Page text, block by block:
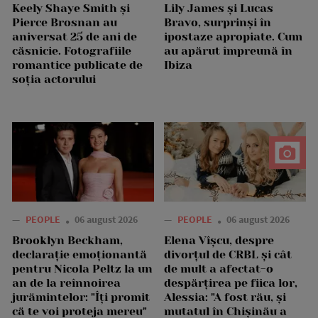
Keely Shaye Smith și
Pierce Brosnan au
aniversat 25 de ani de
căsnicie. Fotografiile
romantice publicate de
soția actorului
Lily James și Lucas
Bravo, surprinși în
ipostaze apropiate. Cum
au apărut împreună în
Ibiza
— PEOPLE 06 august 2026
Brooklyn Beckham,
declarație emoționantă
pentru Nicola Peltz la un
an de la reînnoirea
jurămintelor: "Îți promit
că te voi proteja mereu"
— PEOPLE 06 august 2026
Elena Vîșcu, despre
divorțul de CRBL și cât
de mult a afectat-o
despărțirea pe fiica lor,
Alessia: "A fost rău, și
mutatul în Chișinău a